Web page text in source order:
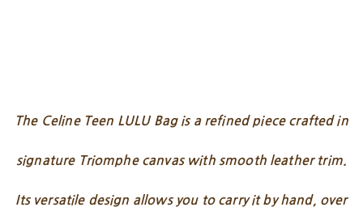
The Celine Teen LULU Bag is a refined piece crafted in
signature Triomphe canvas with smooth leather trim.
Its versatile design allows you to carry it by hand, over